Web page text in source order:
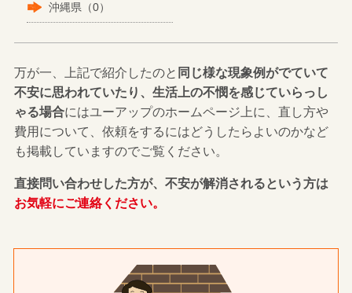
沖縄県（0）
万が一、上記で紹介したのと 同じ様な現象例がでていて
不安に思われていたり、生活上の不憫を感じていらっし
ゃる場合にはユーアップのホームページ上に、直し方や
費用について、依頼をするにはどうしたらよいのかなど
も掲載していますのでご覧ください。
直接問い合わせした方が、不安が解消されるという方は
お気軽にご連絡ください。